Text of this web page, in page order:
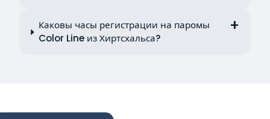
Каковы часы регистрации на паромы
Color Line из Хиртсхальса?